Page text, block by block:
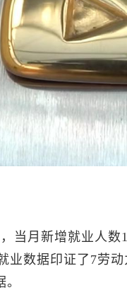
当月新增就业人
业数据印证了7劳